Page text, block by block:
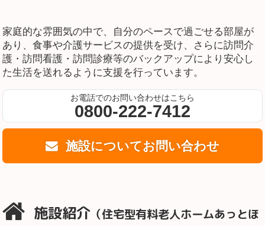
家庭的な雰囲気の中で、自分のペースで過ごせる部屋が
あり、食事や介護サービスの提供を受け、さらに訪問介
護・訪問看護・訪問診療等のバックアップにより安心し
た生活を送れるように支援を行っています。
お電話でのお問い合わせはこちら
0800-222-7412
施設についてお問い合わせ
施設紹介 （住宅型有料老人ホームあっとほ